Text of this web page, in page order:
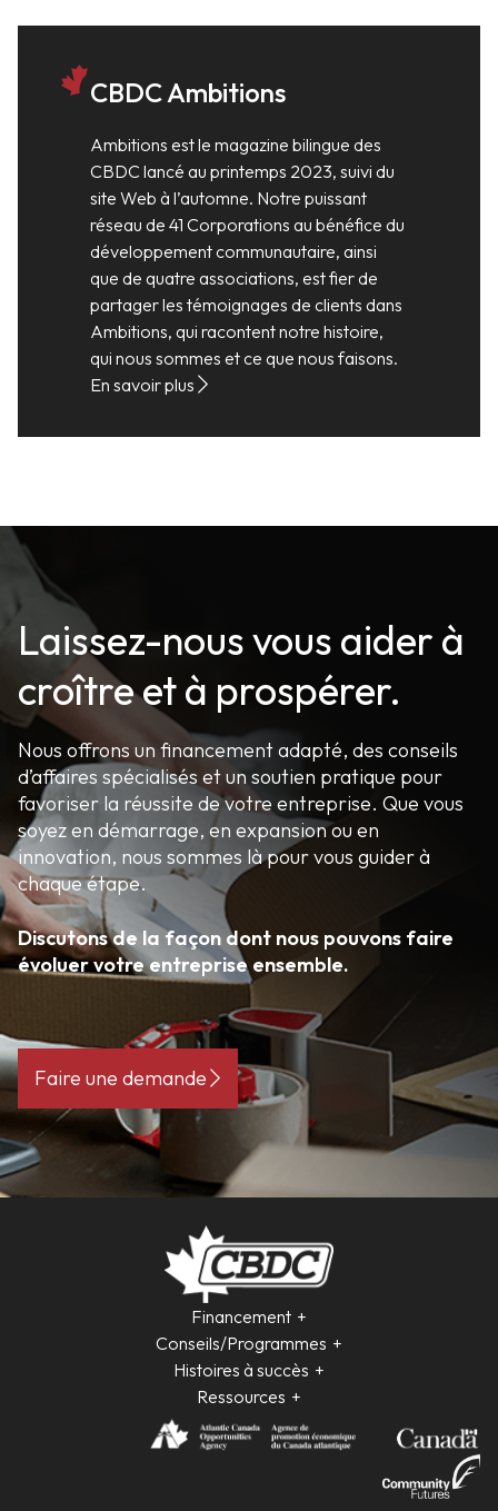
CBDC Ambitions
Ambitions est le magazine bilingue des
CBDC lancé au printemps 2023, suivi du
site Web à l’automne. Notre puissant
réseau de 41 Corporations au bénéfice du
développement communautaire, ainsi
que de quatre associations, est fier de
partager les témoignages de clients dans
Ambitions, qui racontent notre histoire,
qui nous sommes et ce que nous faisons.
En savoir plus
Laissez-nous vous aider à
croître et à prospérer.
Nous offrons un financement adapté, des conseils
d’affaires spécialisés et un soutien pratique pour
favoriser la réussite de votre entreprise. Que vous
soyez en démarrage, en expansion ou en
innovation, nous sommes là pour vous guider à
chaque étape.
Discutons de la façon dont nous pouvons faire
évoluer votre entreprise ensemble.
Faire une demande
Financement
Conseils/Programmes
Histoires à succès
Ressources